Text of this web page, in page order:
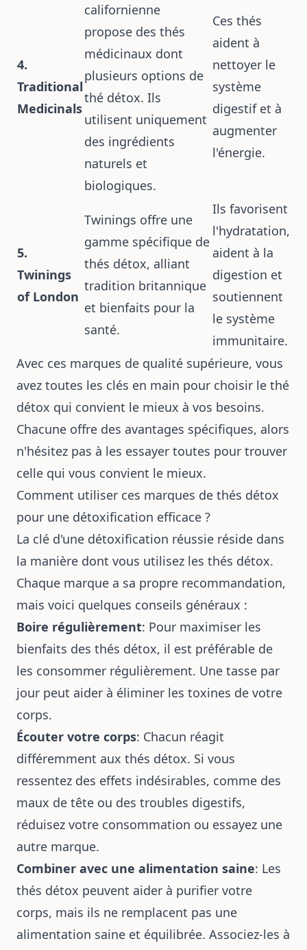
4.
Traditional
Medicinals
californienne
propose des thés
médicinaux dont
plusieurs options de
thé détox. Ils
utilisent uniquement
des ingrédients
naturels et
biologiques.
Ces thés
aident à
nettoyer le
système
digestif et à
augmenter
l'énergie.
5.
Twinings
of London
Twinings offre une
gamme spécifique de
thés détox, alliant
tradition britannique
et bienfaits pour la
santé.
Ils favorisent
l'hydratation,
aident à la
digestion et
soutiennent
le système
immunitaire.
Avec ces marques de qualité supérieure, vous
avez toutes les clés en main pour choisir le thé
détox qui convient le mieux à vos besoins.
Chacune offre des avantages spécifiques, alors
n'hésitez pas à les essayer toutes pour trouver
celle qui vous convient le mieux.
Comment utiliser ces marques de thés détox
pour une détoxification efficace ?
La clé d'une détoxification réussie réside dans
la manière dont vous utilisez les thés détox.
Chaque marque a sa propre recommandation,
mais voici quelques conseils généraux :
Boire régulièrement: Pour maximiser les
bienfaits des thés détox, il est préférable de
les consommer régulièrement. Une tasse par
jour peut aider à éliminer les toxines de votre
corps.
Écouter votre corps: Chacun réagit
différemment aux thés détox. Si vous
ressentez des effets indésirables, comme des
maux de tête ou des troubles digestifs,
réduisez votre consommation ou essayez une
autre marque.
Combiner avec une alimentation saine: Les
thés détox peuvent aider à purifier votre
corps, mais ils ne remplacent pas une
alimentation saine et équilibrée. Associez-les à